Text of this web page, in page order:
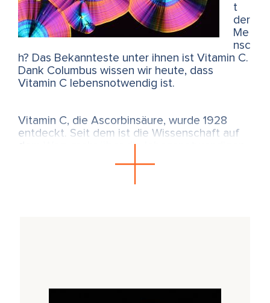
t
der
Me
nsc
h? Das Bekannteste unter ihnen ist Vitamin C.
Dank Columbus wissen wir heute, dass
Vitamin C lebensnotwendig ist.
Vitamin C, die Ascorbinsäure, wurde 1928
entdeckt. Seit dem ist die Wissenschaft auf
dem Weg, mehr über die lebensnotwendigen
schleicht sich bei vielen Menschen latenter